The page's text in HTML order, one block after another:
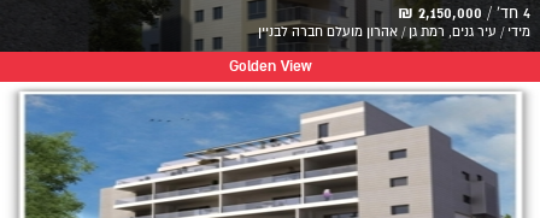
4 חד' / 2,150,000 ₪
מידי / עיר גנים, רמת גן / אהרון מועלם חברה לבניין
Golden View